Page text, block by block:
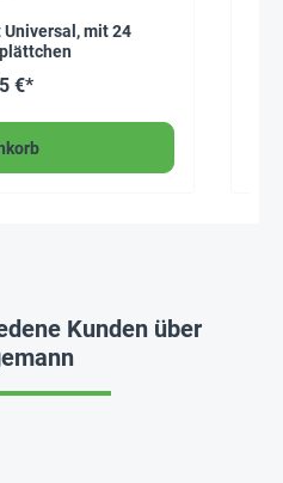
mit 24
€*
Kunden über